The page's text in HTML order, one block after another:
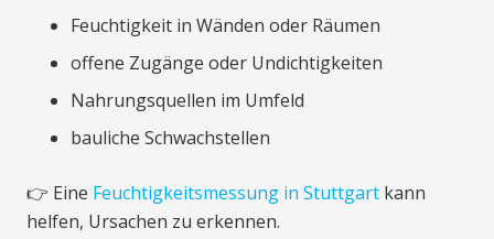
Feuchtigkeit in Wänden oder Räumen
offene Zugänge oder Undichtigkeiten
Nahrungsquellen im Umfeld
bauliche Schwachstellen
👉 Eine Feuchtigkeitsmessung in Stuttgart kann
helfen, Ursachen zu erkennen.